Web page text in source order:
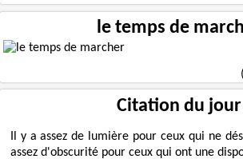
le temps de
Citation du jour
Il y a assez de lumière pour ceux qui ne
assez d'obscurité pour ceux qui ont une